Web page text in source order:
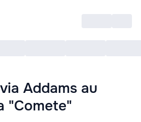
Addams au
"Comete"